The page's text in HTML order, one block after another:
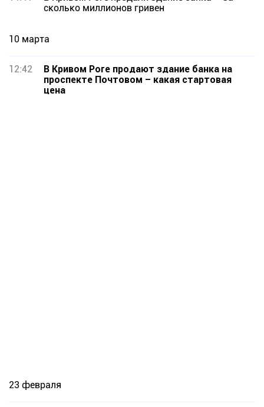
сколько миллионов гривен
10 марта
12:42
В Кривом Роге продают здание банка на
проспекте Почтовом – какая стартовая
цена
23 февраля